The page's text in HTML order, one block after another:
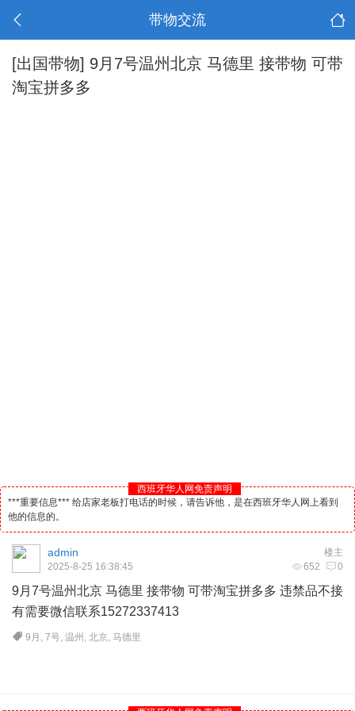
带物交流
[出国带物] 9月7号温州北京 马德里 接带物 可带
淘宝拼多多
西班牙华人网免责声明
***重要信息*** 给店家老板打电话的时候，请告诉他，是在西班牙华人网上看到
他的信息的。
楼主
admin
652 0
2025-8-25 16:38:45
9月7号温州北京 马德里 接带物 可带淘宝拼多多 违禁品不接
有需要微信联系15272337413
9月 ,7号,温州 ,北京,马德里